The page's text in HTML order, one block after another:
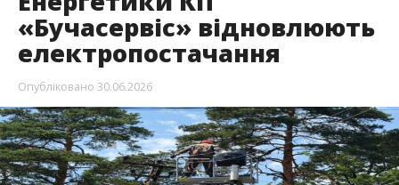
«Бучасервіс» відновлюють
електропостачання
Опубліковано 30.06.2026